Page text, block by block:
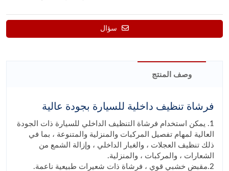
سؤال
وصف المنتج
فرشاة تنظيف داخلية للسيارة بجودة عالية
1. يمكن استخدام فرشاة التنظيف الداخلي للسيارة ذات الجودة
العالية لمهام تفصيل المركبات والمنزلية والمتنوعة ، بما في
ذلك تنظيف العجلات ، والغبار الداخلي ، وإزالة الشمع من
الشعارات ، والمركبات ، والمنزلية.
2.مقبض خشبي قوي ، فرشاة ذات شعيرات طبيعية ناعمة.